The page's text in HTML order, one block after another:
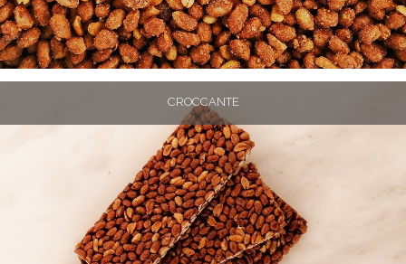
CROCCANTE